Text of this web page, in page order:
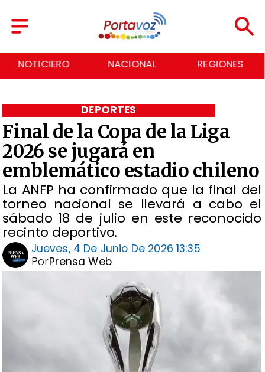
NACIONAL REGIONES ECONOMÍA
Final de la Copa de la Liga
2026 se jugará en
emblemático estadio chileno
La ANFP ha confirmado que la final del
torneo nacional se llevará a cabo el
sábado 18 de julio en este reconocido
recinto deportivo.
DEPORTES
Jueves, 4 De Junio De 2026 13:35
Prensa Web
Por